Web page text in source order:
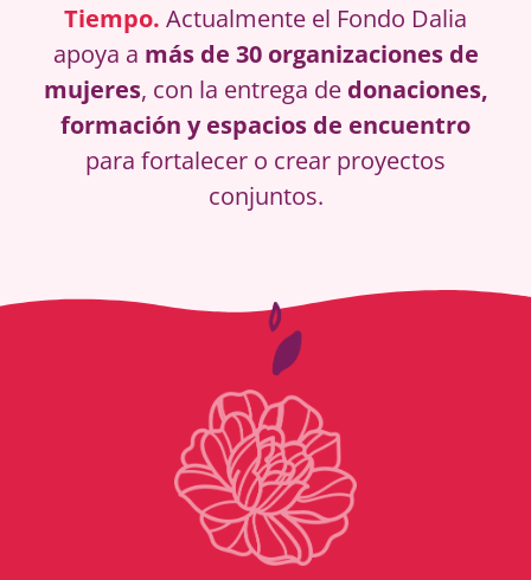
Tiempo. Actualmente el Fondo Dalia
apoya a más de 30 organizaciones de
mujeres, con la entrega de donaciones,
formación y espacios de encuentro
para fortalecer o crear proyectos
conjuntos.